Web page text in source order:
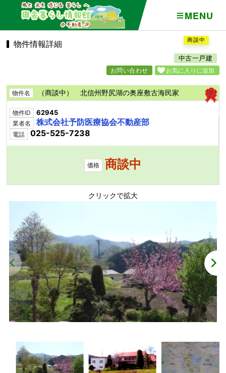
MENU
商談中
物件情報詳細
中古一戸建
お気に入りに追加
お問い合わせ
物件名 （商談中） 北信州野尻湖の奥座敷古海民家
物件ID 62945
業者名 株式会社予防医療協会不動産部
電話 025-525-7238
価格 商談中
クリックで拡大